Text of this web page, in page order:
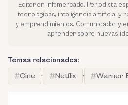
Editor en Infomercado. Periodista
tecnológicas, inteligencia artificial y
y emprendimientos. Comunicador y
aprender sobre nuevas
Temas relacionados:
Cine
· Netflix · Warner